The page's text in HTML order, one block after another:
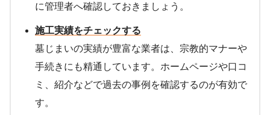
に管理者へ確認しておきましょう。
施工実績をチェックする
墓じまいの実績が豊富な業者は、宗教的マナーや
手続きにも精通しています。ホームページや口コ
ミ、紹介などで過去の事例を確認するのが有効で
す。